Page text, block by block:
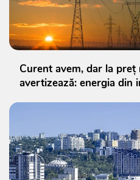
Curent avem, dar la preț
avertizează: energia din